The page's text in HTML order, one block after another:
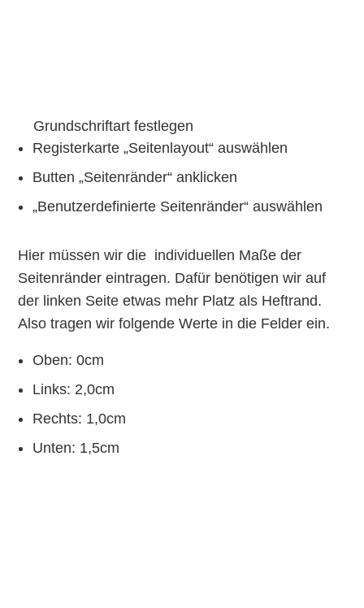
Grundschriftart festlegen
Registerkarte „Seitenlayout“ auswählen
Butten „Seitenränder“ anklicken
„Benutzerdefinierte Seitenränder“ auswählen
Hier müssen wir die individuellen Maße der
Seitenränder eintragen. Dafür benötigen wir auf
der linken Seite etwas mehr Platz als Heftrand.
Also tragen wir folgende Werte in die Felder ein.
Oben: 0cm
Links: 2,0cm
Rechts: 1,0cm
Unten: 1,5cm